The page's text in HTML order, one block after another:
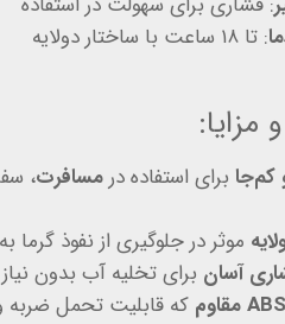
: تا ۱۸ ساعت با ساختار دولایه
مزایا:
برای استفاده درمسافرت،
موثر در جلوگیری از نفوذ گرما به
آسان برای تخلیه آب بدون
که قابلیت تحمل ضربه